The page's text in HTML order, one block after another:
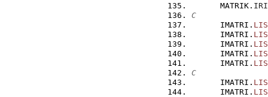
      MATRIK.
C
      IMATRI.
      IMATRI.
      IMATRI.
      IMATRI.
      IMATRI.
C
      IMATRI.
      IMATRI.